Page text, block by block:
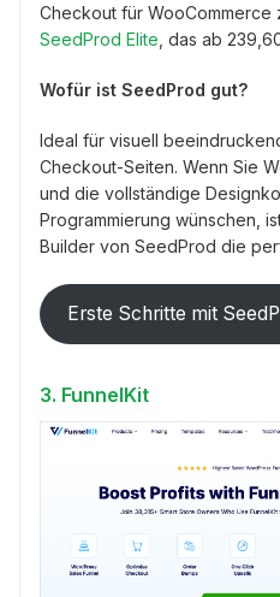
Checkout für
SeedProd Elite , das ab
Wofür ist SeedProd gut?
Ideal für visuell
Checkout-Seiten. Wenn Sie
und die vollständige
Programmierung wünschen,
Builder von SeedProd die
Erste Schritte mit
3. FunnelKit